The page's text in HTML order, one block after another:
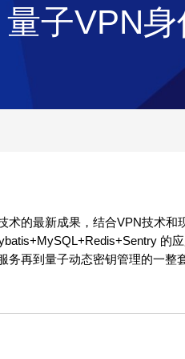
量子VPN
术的最新成果，结合VPN技术和
的
务再到量子动态密钥管理的一整